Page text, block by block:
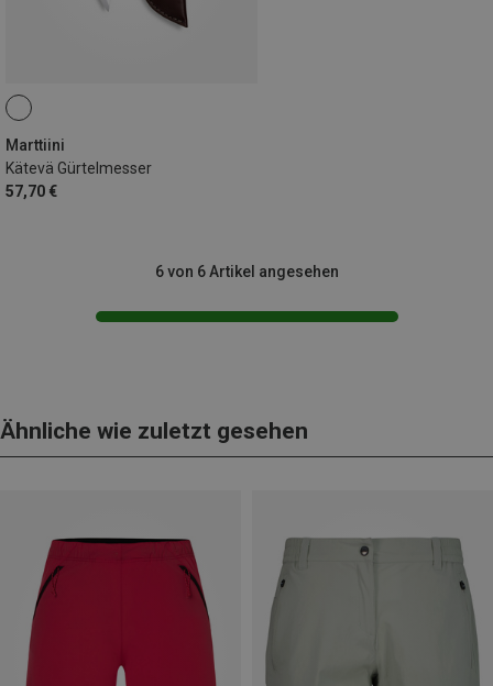
Marttiini
Kätevä Gürtelmesser
57,70 €
6 von 6 Artikel angesehen
Ähnliche wie zuletzt gesehen